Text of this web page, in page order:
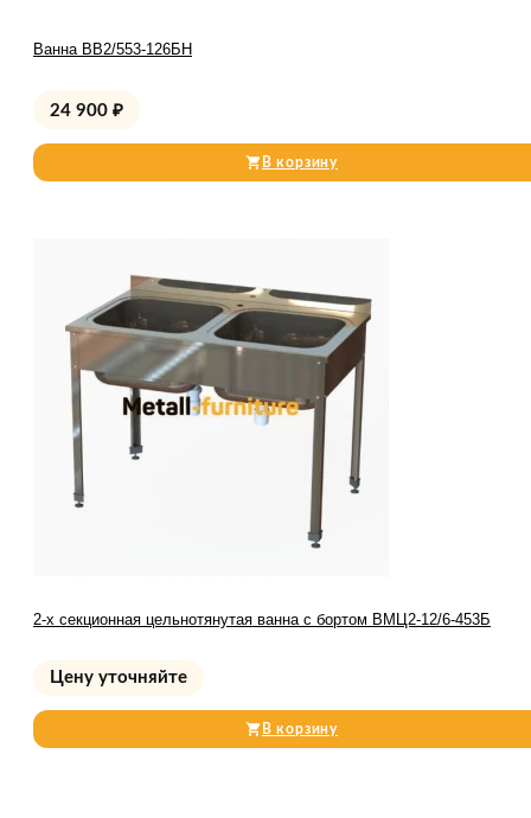
Ванна ВВ2/553-126БН
24 900 ₽
В корзину
2-х секционная цельнотянутая ванна с бортом ВМЦ2-12/6-453Б
Цену уточняйте
В корзину